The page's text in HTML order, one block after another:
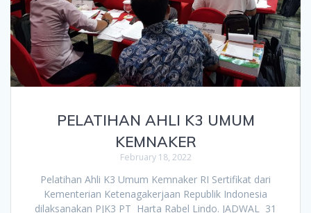
PELATIHAN AHLI K3 UMUM
KEMNAKER
February 18, 2022
Pelatihan Ahli K3 Umum Kemnaker RI Sertifikat dari
Kementerian Ketenagakerjaan Republik Indonesia
dilaksanakan PJK3 PT Harta Rabel Lindo. JADWAL 31